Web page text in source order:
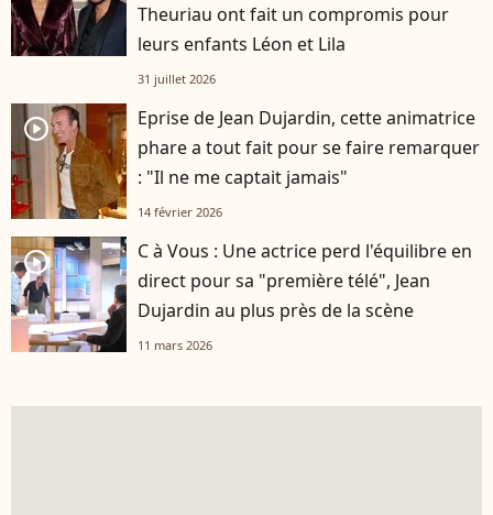
Theuriau ont fait un compromis pour
leurs enfants Léon et Lila
31 juillet 2026
player2
Eprise de Jean Dujardin, cette animatrice
phare a tout fait pour se faire remarquer
: "Il ne me captait jamais"
14 février 2026
player2
C à Vous : Une actrice perd l'équilibre en
direct pour sa "première télé", Jean
Dujardin au plus près de la scène
11 mars 2026